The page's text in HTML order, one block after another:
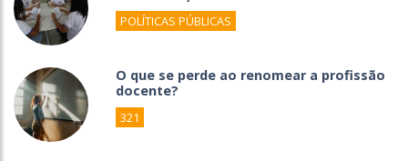
POLÍTICAS PÚBLICAS
O que se perde ao renomear a profissão
docente?
321